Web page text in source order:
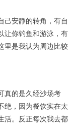
己安静的转角，有自
让你钓鱼和游泳，有
里是我认为周边比较
真的是久经沙场考
绝，因为餐饮实在太
活。反正每次我去都